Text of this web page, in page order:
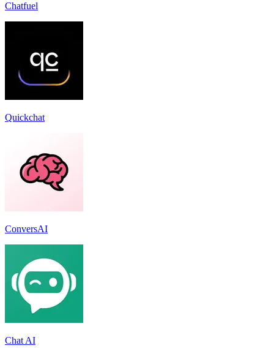
Chatfuel
Quickchat
ConversAI
Chat AI